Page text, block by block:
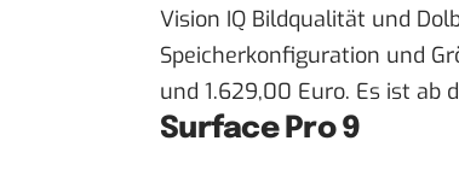
Vision IQ Bildqualität und
Speicherkonfiguration und
und 1.629,00 Euro. Es ist ab
Surface Pro 9